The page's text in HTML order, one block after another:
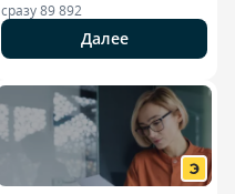
сразу89 892
Далее